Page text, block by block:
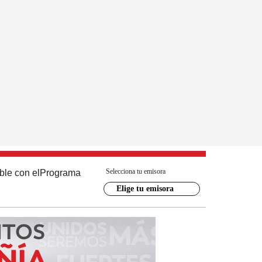
con el Programa Selecciona tu emisora
Elige tu emisora